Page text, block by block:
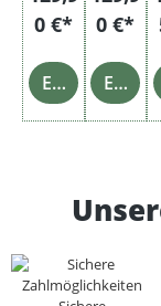
0 €*
Einzelheiten
0 €*
Einzelheiten